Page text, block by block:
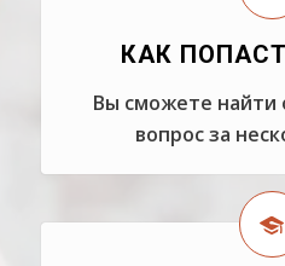
КАК
Вы сможете найти
вопрос за